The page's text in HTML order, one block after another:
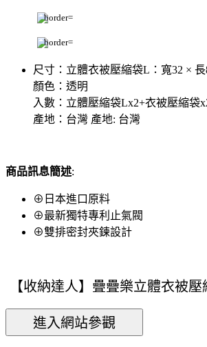
尺寸：立體衣被壓縮袋L：寬32 ×
顏色：透明
入數：立體壓縮袋Lx2+衣被壓縮袋
產地：台灣 產地: 台灣
商品訊息簡述:
⊕日本進口原料
⊕最新獨特專利止氣閥
⊕雙排密封夾鍊設計